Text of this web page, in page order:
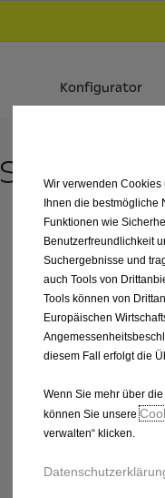
Konfigurator
ALLE
Wir verwenden Cookies
Ihnen die
Funktionen wie
Benutzerfreundlichkeit
Suchergebnisse und
auch Tools von
Tools können von
Europäischen
diesem Fall erfolgt die
Wenn Sie mehr über
können Sie unsere
verwalten“ klicken.